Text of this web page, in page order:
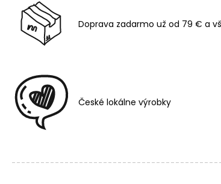
Doprava zadarmo už od 79 € a
České lokálne výrobky